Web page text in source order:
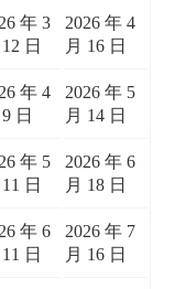
年 3
日
2026 年 4
月 16 日
年 4
日
2026 年 5
月 14 日
年 5
日
2026 年 6
月 18 日
年 6
日
2026 年 7
月 16 日